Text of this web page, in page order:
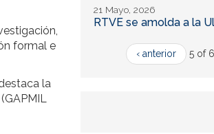
formal e
la
21 Mayo, 2026
RTVE se amolda a la
‹ anterior 5 of 6